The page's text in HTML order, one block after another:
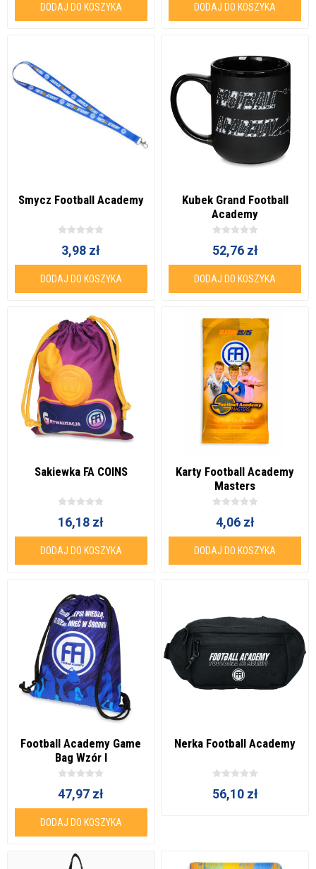
DODAJ DO KOSZYKA DODAJ DO KOSZYKA
Smycz Football Academy
3,98 zł
DODAJ DO KOSZYKA
Kubek Grand Football
Academy
52,76 zł
DODAJ DO KOSZYKA
Sakiewka FA COINS
16,18 zł
DODAJ DO KOSZYKA
Karty Football Academy
Masters
4,06 zł
DODAJ DO KOSZYKA
Football Academy Game
Bag Wzór I
47,97 zł
DODAJ DO KOSZYKA
Nerka Football Academy
56,10 zł